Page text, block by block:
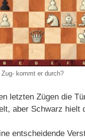
kommt er durch?
letzten Zügen die
aber Schwarz hielt
entscheidende